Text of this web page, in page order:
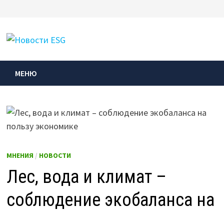
содержимому
МЕНЮ
МНЕНИЯ / НОВОСТИ
Лес, вода и климат –
соблюдение экобаланса на